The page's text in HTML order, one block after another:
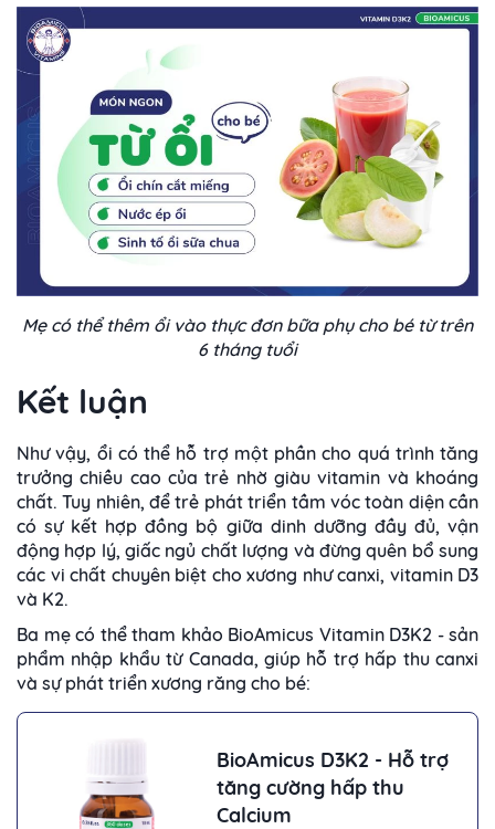
Mẹ có thể thêm ổi vào thực đơn bữa phụ cho bé từ trên
6 tháng tuổi
Kết luận
Như vậy, ổi có thể hỗ trợ một phần cho quá trình tăng
trưởng chiều cao của trẻ nhờ giàu vitamin và khoáng
chất. Tuy nhiên, để trẻ phát triển tầm vóc toàn diện cần
có sự kết hợp đồng bộ giữa dinh dưỡng đầy đủ, vận
động hợp lý, giấc ngủ chất lượng và đừng quên bổ sung
các vi chất chuyên biệt cho xương như canxi, vitamin D3
và K2.
Ba mẹ có thể tham khảo BioAmicus Vitamin D3K2 - sản
phẩm nhập khẩu từ Canada, giúp hỗ trợ hấp thu canxi
và sự phát triển xương răng cho bé:
BioAmicus D3K2 - Hỗ trợ
tăng cường hấp thu
Calcium